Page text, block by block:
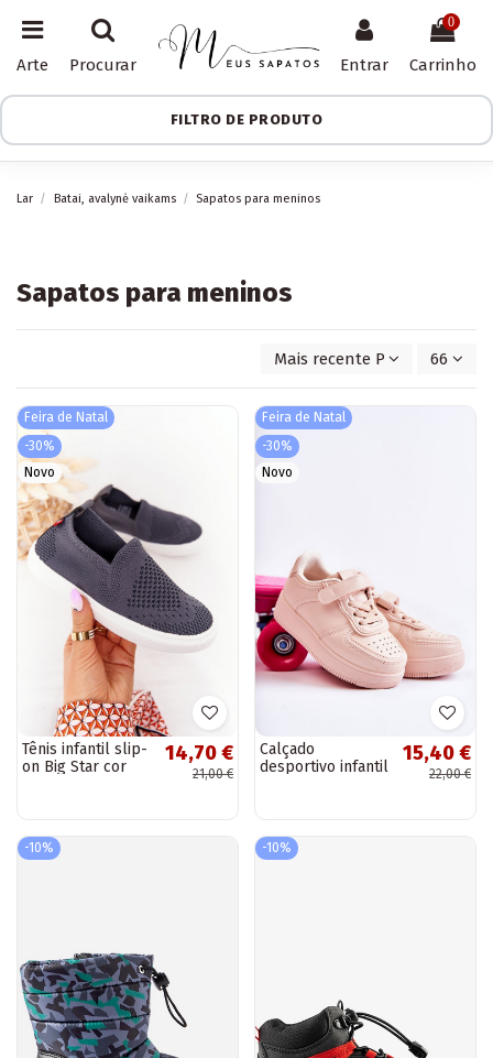
Arte Procurar Entrar
0
Carrinho
FILTRO DE PRODUTO
Lar Batai, avalynė vaikams Sapatos para meninos
Sapatos para meninos
Mais recente Primeiro66
Feira de Natal
-30%
Novo
Tênis infantil slip-
on Big Star cor
14,70 €
21,00 €
Feira de Natal
-30%
Novo
Calçado
desportivo infantil
15,40 €
22,00 €
-10% -10%